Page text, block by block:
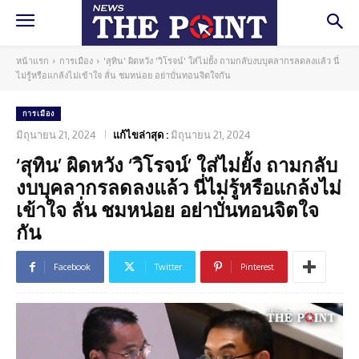
หน้าแรก การเมือง
'สุทิน' ผิดหวัง 'วิโรจน์' ใส่ไม่ยั้ง ถามกลับงบบุคลากรลดลงแล้ว นี่
ไม่รู้หรือแกล้งไม่เข้าใจ ลั่น ชมหน่อย อย่าบั่นทอนจิตใจกัน
การเมือง
มิถุนายน 21, 2024 แก้ไขล่าสุด : มิถุนายน 21, 2024
‘สุทิน’ ผิดหวัง ‘วิโรจน์’ ใส่ไม่ยั้ง ถามกลับ
งบบุคลากรลดลงแล้ว นี่ไม่รู้หรือแกล้งไม่
เข้าใจ ลั่น ชมหน่อย อย่าบั่นทอนจิตใจ
กัน
Facebook Twitter Pinterest